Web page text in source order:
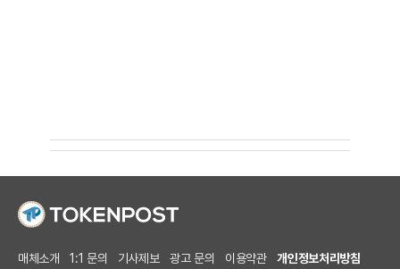
매체소개 1:1 문의 기사제보 광고 문의 이용약관
개인정보처리방침